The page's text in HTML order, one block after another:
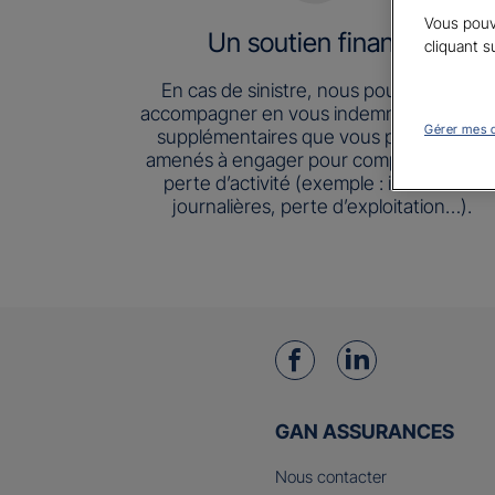
Un soutien financier
En cas de sinistre, nous pouvons vous
accompagner en vous indemnisant les frais
supplémentaires que vous pouvez être
amenés à engager pour compenser votre
perte d’activité (exemple : indemnités
journalières, perte d’exploitation…).
GAN ASSURANCES
Nous contacter
Vous
cliquant
Gérer mes